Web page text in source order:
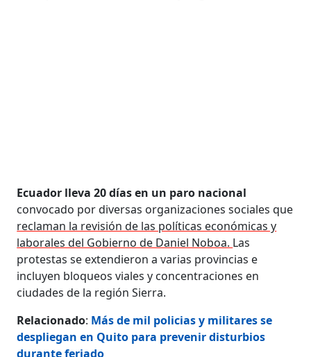
Ecuador lleva 20 días en un paro nacional
convocado por diversas organizaciones sociales que
reclaman la revisión de las políticas económicas y
laborales del Gobierno de Daniel Noboa. Las
protestas se extendieron a varias provincias e
incluyen bloqueos viales y concentraciones en
ciudades de la región Sierra.
Relacionado: Más de mil policias y militares se
despliegan en Quito para prevenir disturbios
durante feriado